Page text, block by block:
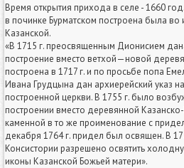
Время открытия прихода в селе - 1660
в починке Бурматском построена была
Казанской.
«В 1715 г. преосвященным Дионисием
построение вместо ветхой—новой
построена в 1717 г. и по просьбе попа
Ивана Грудцына дан архиерейский указ
построенной церкви. В 1755 г. было
построении вместо деревянной
каменной в то же проименование с
декабря 1764 г. придел был освящен. В
Консистории разрешено освятить
иконы Казанской Божьей матери».